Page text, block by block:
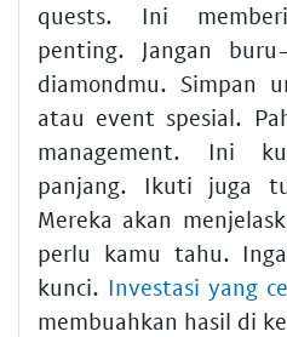
quests. Ini
penting. Jangan
diamondmu. Simpan
atau event spesial.
management. Ini
panjang. Ikuti juga
Mereka akan
perlu kamu tahu.
kunci. Investasi yang
membuahkan hasil di